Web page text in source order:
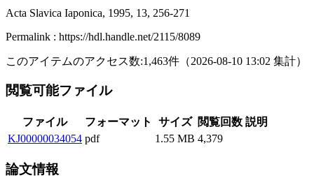
Acta Slavica Iaponica, 1995, 13, 256-271
Permalink : https://hdl.handle.net/2115/8089
このアイテムのアクセス数:1,463件 （2026-08-10 13:02 集計）
閲覧可能ファイル
ファイル フォーマット サイズ 閲覧回数 説明
KJ00000034054 pdf 1.55 MB 4,379
論文情報